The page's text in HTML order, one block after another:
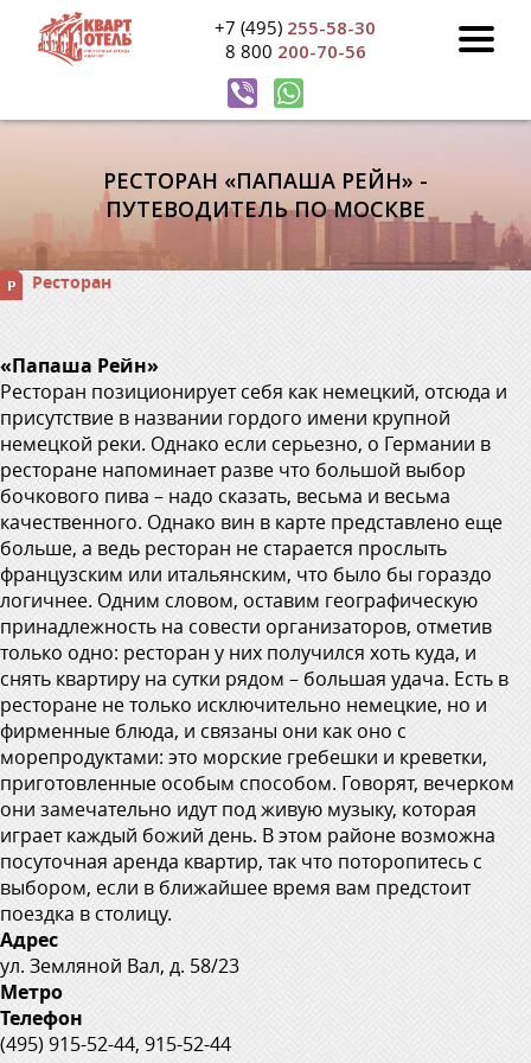
+7 (495) 255-58-30
8 800 200-70-56
РЕСТОРАН «ПАПАША РЕЙН» -
ПУТЕВОДИТЕЛЬ ПО МОСКВЕ
Ресторан
«Папаша Рейн»
Ресторан позиционирует себя как немецкий, отсюда и
присутствие в названии гордого имени крупной
немецкой реки. Однако если серьезно, о Германии в
ресторане напоминает разве что большой выбор
бочкового пива – надо сказать, весьма и весьма
качественного. Однако вин в карте представлено еще
больше, а ведь ресторан не старается прослыть
французским или итальянским, что было бы гораздо
логичнее. Одним словом, оставим географическую
принадлежность на совести организаторов, отметив
только одно: ресторан у них получился хоть куда, и
снять квартиру на сутки рядом – большая удача. Есть в
ресторане не только исключительно немецкие, но и
фирменные блюда, и связаны они как оно с
морепродуктами: это морские гребешки и креветки,
приготовленные особым способом. Говорят, вечерком
они замечательно идут под живую музыку, которая
играет каждый божий день. В этом районе возможна
посуточная аренда квартир, так что поторопитесь с
выбором, если в ближайшее время вам предстоит
поездка в столицу.
Адрес
ул. Земляной Вал, д. 58/23
Метро
Телефон
(495) 915-52-44, 915-52-44